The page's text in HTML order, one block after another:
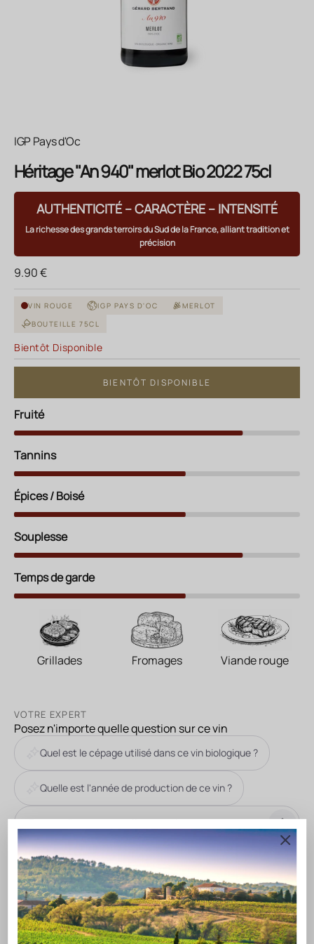
IGP Pays d'Oc
Héritage "An 940" merlot Bio 2022 75cl
AUTHENTICITÉ – CARACTÈRE – INTENSITÉ
La richesse des grands terroirs du Sud de la France, alliant tradition et
précision
Prix de vente
9.90 €
VIN ROUGE IGP PAYS D'OC
MERLOT
BOUTEILLE 75CL
Bientôt Disponible
BIENTÔT DISPONIBLE
Fruité
Tannins
Épices / Boisé
Souplesse
Temps de garde
Grillades Fromages Viande rouge
VOTRE EXPERT
Posez n'importe quelle question sur ce vin
Quel est le cépage utilisé dans ce vin biologique ?
Quelle est l'année de production de ce vin ?
DESCRIPTION DU VIN
Les premières traces de la langue d'oc remontent aux
alentours de l'an 940 dans des textes littéraires comme le
poème de «La passion de Clermont». Elle devient par la suite
une langue Occitane, de culture Européenne véhiculée par le